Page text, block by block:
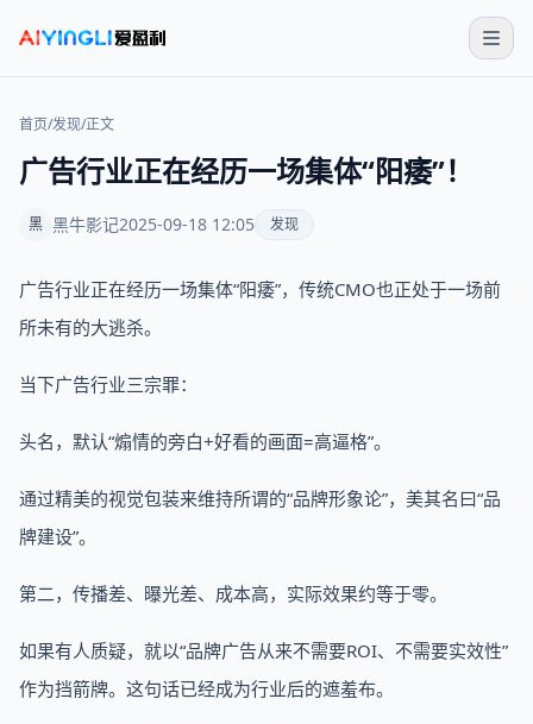
首页/发现/正文
广告行业正在经历一场集体“阳痿”！
黑 黑牛影记2025-09-18 12:05 发现
广告行业正在经历一场集体“阳痿”，传统CMO也正处于一场前
所未有的大逃杀。
当下广告行业三宗罪：
头名，默认“煽情的旁白+好看的画面=高逼格”。
通过精美的视觉包装来维持所谓的“品牌形象论”，美其名曰“品
牌建设”。
第二，传播差、曝光差、成本高，实际效果约等于零。
如果有人质疑，就以“品牌广告从来不需要ROI、不需要实效性”
作为挡箭牌。这句话已经成为行业后的遮羞布。